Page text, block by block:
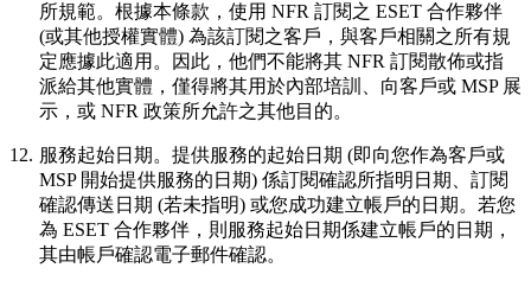
所規範。根據本條款，使用 NFR 訂閱之 ESET 合作夥伴
(或其他授權實體) 為該訂閱之客戶，與客戶相關之所有規
定應據此適用。因此，他們不能將其 NFR 訂閱散佈或指
派給其他實體，僅得將其用於內部培訓、向客戶或 MSP 展
示，或 NFR 政策所允許之其他目的。
12. 服務起始日期。 提供服務的起始日期 (即向您作為客戶或
MSP 開始提供服務的日期) 係訂閱確認所指明日期、訂閱
確認傳送日期 (若未指明) 或您成功建立帳戶的日期。若您
為 ESET 合作夥伴，則服務起始日期係建立帳戶的日期，
其由帳戶確認電子郵件確認。